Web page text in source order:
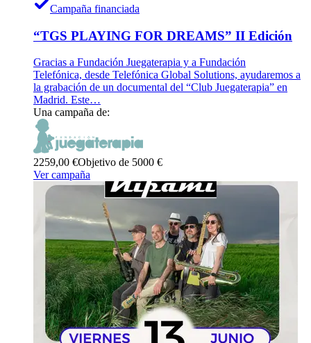
Campaña financiada
“TGS PLAYING FOR DREAMS” II Edición
Gracias a Fundación Juegaterapia y a Fundación
Telefónica, desde Telefónica Global Solutions, ayudaremos a
la grabación de un documental del “Club Juegaterapia” en
Madrid. Este…
Una campaña de:
2259,00 €Objetivo de 5000 €
Ver campaña